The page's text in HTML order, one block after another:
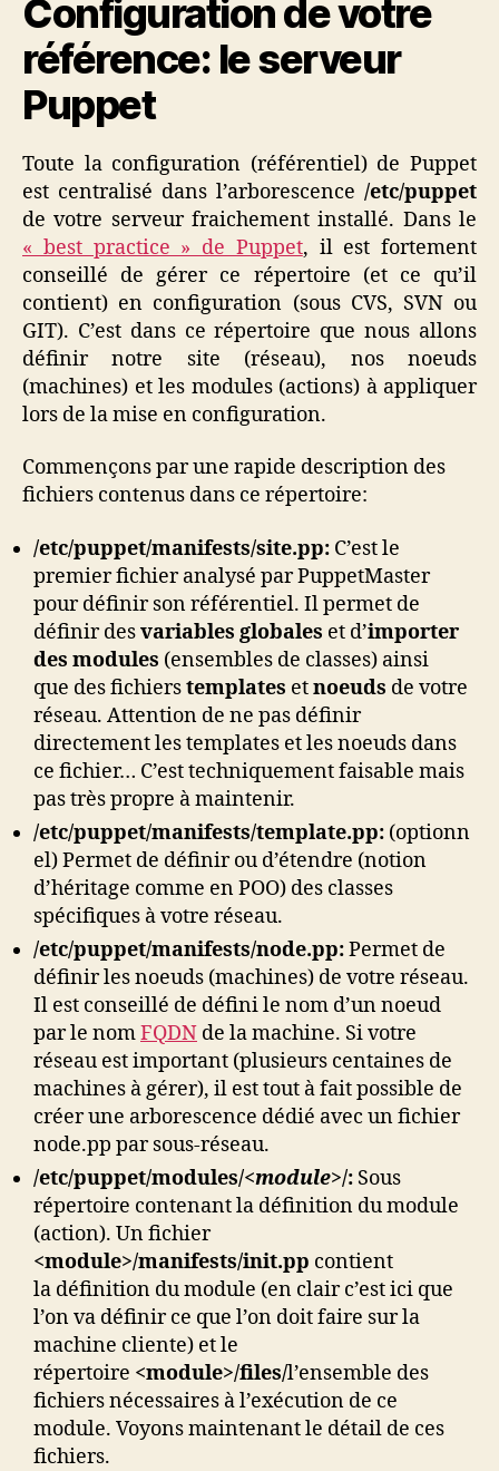
Configuration de votre
référence: le serveur
Puppet
Toute la configuration (référentiel) de Puppet
est centralisé dans l’arborescence /etc/puppet
de votre serveur fraichement installé. Dans le
« best practice » de Puppet, il est fortement
conseillé de gérer ce répertoire (et ce qu’il
contient) en configuration (sous CVS, SVN ou
GIT). C’est dans ce répertoire que nous allons
définir notre site (réseau), nos noeuds
(machines) et les modules (actions) à appliquer
lors de la mise en configuration.
Commençons par une rapide description des
fichiers contenus dans ce répertoire:
/etc/puppet/manifests/site.pp: C’est le
premier fichier analysé par PuppetMaster
pour définir son référentiel. Il permet de
définir desvariables globales et d’importer
des modules (ensembles de classes) ainsi
que des fichierstemplates etnoeuds de votre
réseau. Attention de ne pas définir
directement les templates et les noeuds dans
ce fichier… C’est techniquement faisable mais
pas très propre à maintenir.
/etc/puppet/manifests/template.pp: (optionn
el) Permet de définir ou d’étendre (notion
d’héritage comme en POO) des classes
spécifiques à votre réseau.
/etc/puppet/manifests/node.pp:Permet de
définir les noeuds (machines) de votre réseau.
Il est conseillé de défini le nom d’un noeud
par le nomFQDN de la machine. Si votre
réseau est important (plusieurs centaines de
machines à gérer), il est tout à fait possible de
créer une arborescence dédié avec un fichier
node.pp par sous-réseau.
/etc/puppet/modules/<module>/: Sous
répertoire contenant la définition du module
(action). Un fichier
<module>/manifests/init.pp contient
la définition du module (en clair c’est ici que
l’on va définir ce que l’on doit faire sur la
machine cliente) et le
répertoire <module>/files/l’ensemble des
fichiers nécessaires à l’exécution de ce
module. Voyons maintenant le détail de ces
fichiers.